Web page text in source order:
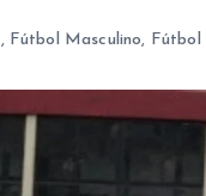
, Fútbol Masculino, Fútbol